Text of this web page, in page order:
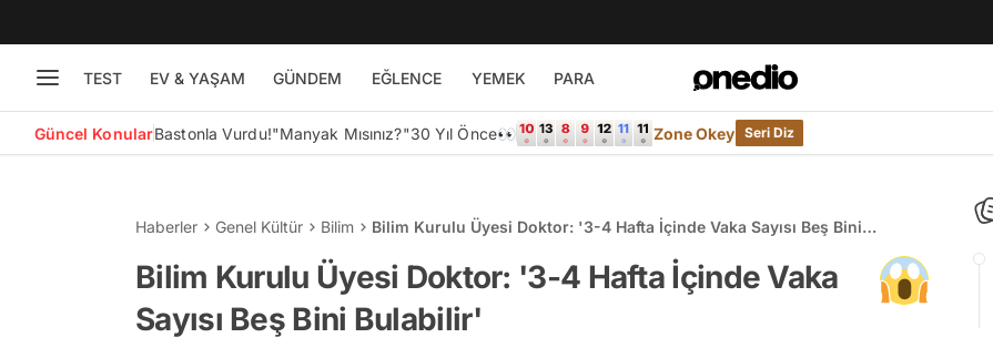
TEST EV & YAŞAM GÜNDEM EĞLENCE YEMEK PARA
Güncel KonularBastonla Vurdu!"Manyak Mısınız?"30 Yıl Önce👀 Zone Okey Seri Diz
Haberler Genel Kültür Bilim
Bilim Kurulu Üyesi Doktor: '3-4 Hafta İçinde Vaka Sayısı Beş Bini
Bilim Kurulu Üyesi Doktor: '3-4 Hafta İçinde Vaka
Sayısı Beş Bini Bulabilir'